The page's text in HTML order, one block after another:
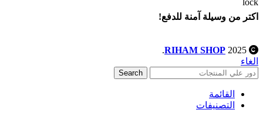
اكتر من وسيلة آمنة للدفع!
RIHAM SHOP
.
الغاء
Search
القائمة
التصنيفات